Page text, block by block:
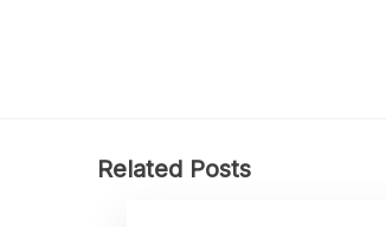
Related Posts